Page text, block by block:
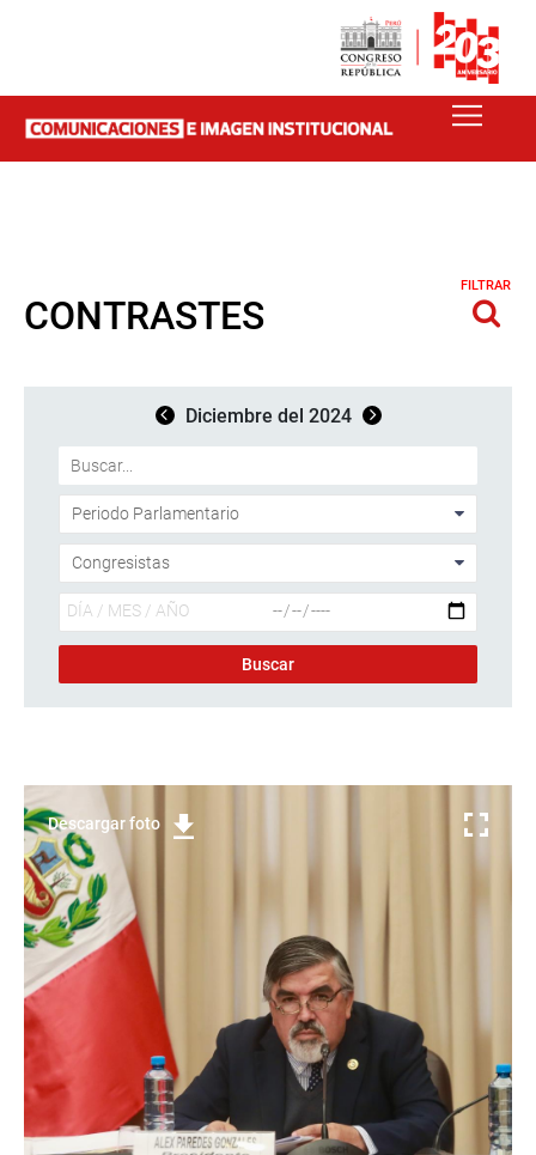
CONTRASTES
FILTRAR
Diciembre del 2024
Descargar foto